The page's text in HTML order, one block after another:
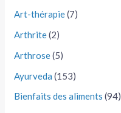
Art-thérapie(7)
Arthrite(2)
Arthrose(5)
Ayurveda (153)
Bienfaits des aliments (94)